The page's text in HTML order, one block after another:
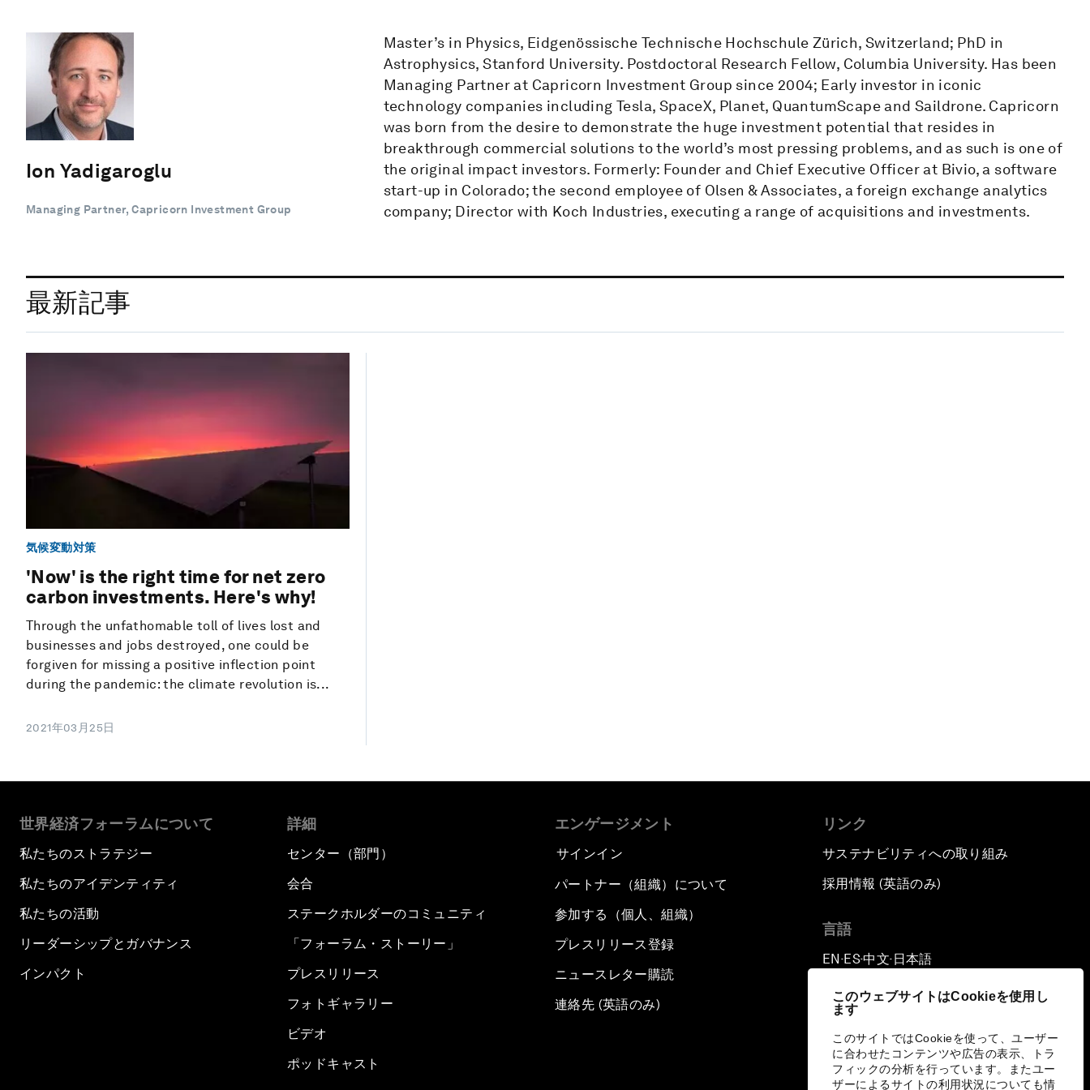
このウェブサイトはCookieを使用し
ます
このサイトではCookieを使って、ユーザー
に合わせたコンテンツや広告の表示、トラ
フィックの分析を行っています。またユー
ザーによるサイトの利用状況についても情
Ion Yadigaroglu
Managing Partner, Capricorn Investment Group
Master’s in Physics, Eidgenössische Technische Hochschule Zürich, Switzerland; PhD in
Astrophysics, Stanford University. Postdoctoral Research Fellow, Columbia University. Has been
Managing Partner at Capricorn Investment Group since 2004; Early investor in iconic
technology companies including Tesla, SpaceX, Planet, QuantumScape and Saildrone. Capricorn
was born from the desire to demonstrate the huge investment potential that resides in
breakthrough commercial solutions to the world’s most pressing problems, and as such is one of
the original impact investors. Formerly: Founder and Chief Executive Officer at Bivio, a software
start-up in Colorado; the second employee of Olsen & Associates, a foreign exchange analytics
company; Director with Koch Industries, executing a range of acquisitions and investments.
最新記事
気候変動対策
'Now' is the right time for net zero
carbon investments. Here's why!
Through the unfathomable toll of lives lost and
businesses and jobs destroyed, one could be
forgiven for missing a positive inflection point
during the pandemic: the climate revolution is...
2021年03月25日
世界経済フォーラムについて
私たちのストラテジー
私たちのアイデンティティ
私たちの活動
リーダーシップとガバナンス
インパクト
詳細
センター（部門）
会合
ステークホルダーのコミュニティ
「フォーラム・ストーリー」
プレスリリース
フォトギャラリー
ビデオ
ポッドキャスト
エンゲージメント
サインイン
パートナー（組織）について
参加する（個人、組織）
プレスリリース登録
ニュースレター購読
連絡先 (英語のみ)
リンク
サステナビリティへの取り組み
採用情報 (英語のみ)
言語
EN ▪ ES▪中文▪ 日本語